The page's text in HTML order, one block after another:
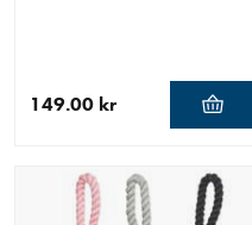
149.00 kr